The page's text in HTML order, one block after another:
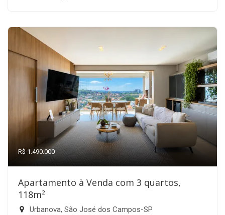
R$ 1.490.000
Apartamento à Venda com 3 quartos,
118m²
Urbanova, São José dos Campos-SP